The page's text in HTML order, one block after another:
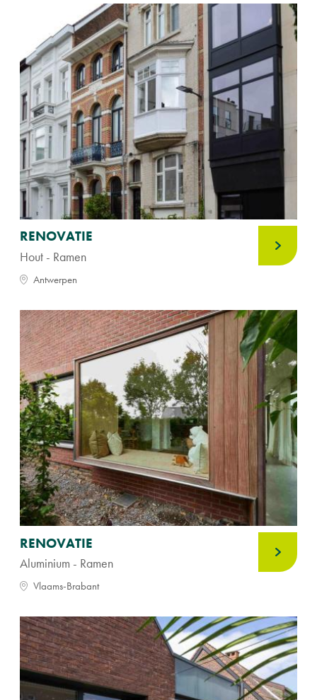
RENOVATIE
Hout - Ramen
Antwerpen
RENOVATIE
Aluminium - Ramen
Vlaams-Brabant